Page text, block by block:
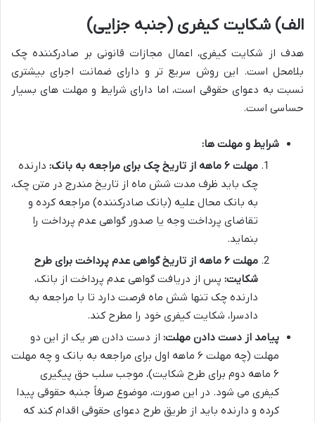
الف) شکایت کیفری (جنبه جزایی)
هدف از شکایت کیفری، اعمال مجازات قانونی بر صادرکننده چک
بلامحل است. این روش سریع تر و دارای ضمانت اجرای بیشتری
نسبت به دعوای حقوقی است، اما دارای شرایط و مهلت های بسیار
حساسی است.
شرایط و مهلت ها:
مهلت ۶ ماهه از تاریخ چک برای مراجعه به بانک:
دارنده
چک باید ظرف مدت شش ماه از تاریخ مندرج در متن چک،
به بانک محال علیه (بانک صادرکننده) مراجعه کرده و
تقاضای پرداخت وجه یا صدور گواهی عدم پرداخت را
بنماید.
مهلت ۶ ماهه از تاریخ گواهی عدم پرداخت برای طرح
شکایت: پس از دریافت گواهی عدم پرداخت از بانک،
دارنده چک تنها شش ماه فرصت دارد تا با مراجعه به
دادسرا، شکایت کیفری خود را مطرح کند.
پیامد از دست دادن مهلت: از دست دادن هر یک از این دو
مهلت (چه مهلت ۶ ماهه اول برای مراجعه به بانک و چه مهلت
۶ ماهه دوم برای طرح شکایت)، موجب سلب حق پیگیری
کیفری می شود. در این صورت، موضوع صرفاً جنبه حقوقی پیدا
کرده و دارنده باید از طریق طرح دعوای حقوقی اقدام کند که